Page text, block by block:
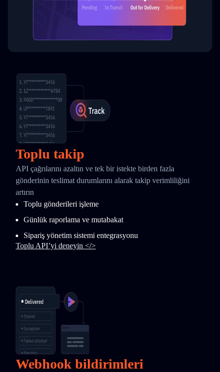
Toplu takip
API çağrılarını azaltın ve tek bir istekte birden fazla
gönderinin teslimat durumlarını alarak takip verimliliğini
artırın
Toplu gönderileri işleme
Günlük raporlama ve mutabakat
Sipariş yönetim sistemi entegrasyonu
Toplu API’yi deneyin </>
Webhook bildirimleri